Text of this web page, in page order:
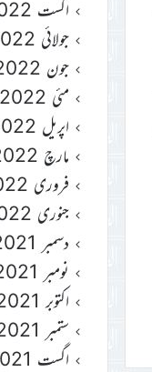
اگست 2022
جولائی 2022
جون 2022
مئی 2022
اپریل 2022
مارچ 2022
فروری 2022
جنوری 2022
دسمبر 2021
نومبر 2021
اکتوبر 2021
ستمبر 2021
اگست 2021